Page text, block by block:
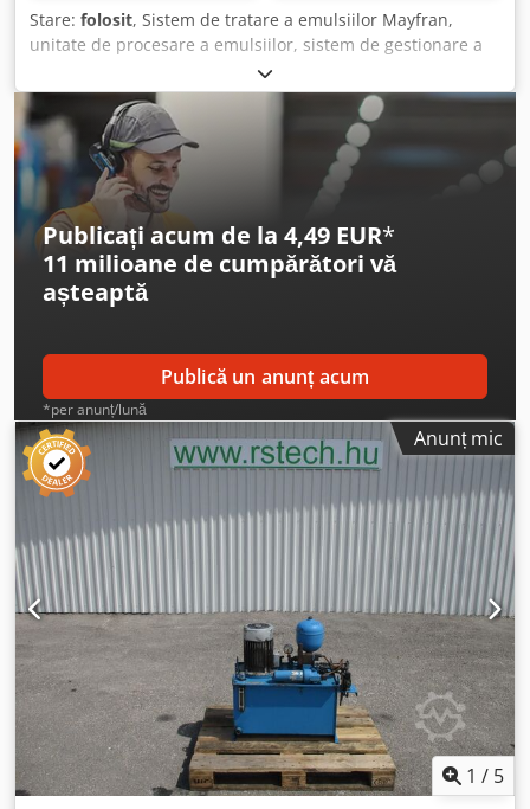
Stare: folosit, Sistem de tratare a emulsiilor Mayfran,
unitate de procesare a emulsiilor, sistem de gestionare a
așchiilor – mașină folosită Producător: Mayfran Dimensiuni
totale: 3300 x 2100 x 2200 mm Tip: RBF-SYSTEM S78480
Anul fabricației: 2003 Capacitate de procesare și filtrare:
700 l/min Finețea filtrării: 40 ppm > 20 µm Volumul
rezervorului: 7250 l Performanța pompei: 5,5 kW; 600
l/min; 5 bar Djdpjzqbnusfx Afnewa
Publicați acum de la 4,49 EUR*
11 milioane de cumpărători vă
așteaptă
Publică un anunț acum
*per anunț/lună
Anunț mic
1 / 5